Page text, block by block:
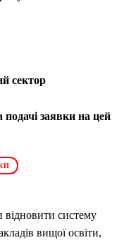
сектор
заявки на цей
відновити систему
вищої освіти,